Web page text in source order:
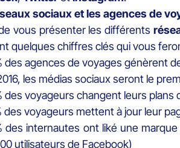
sociaux et les agences de
vous présenter les différents
quelques chiffres clés qui vous
des agences de voyages génèrent
les médias sociaux seront le
des voyageurs changent leurs plans
des voyageurs mettent à jour leur
des internautes ont liké une
utilisateurs de Facebook)